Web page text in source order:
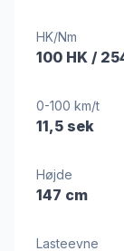
HK/Nm
100 HK /
0-100 km/t
11,5 sek
Højde
147 cm
Lasteevne